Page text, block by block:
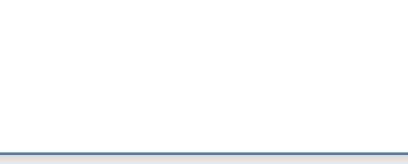
«Несмотря на свою суровость,